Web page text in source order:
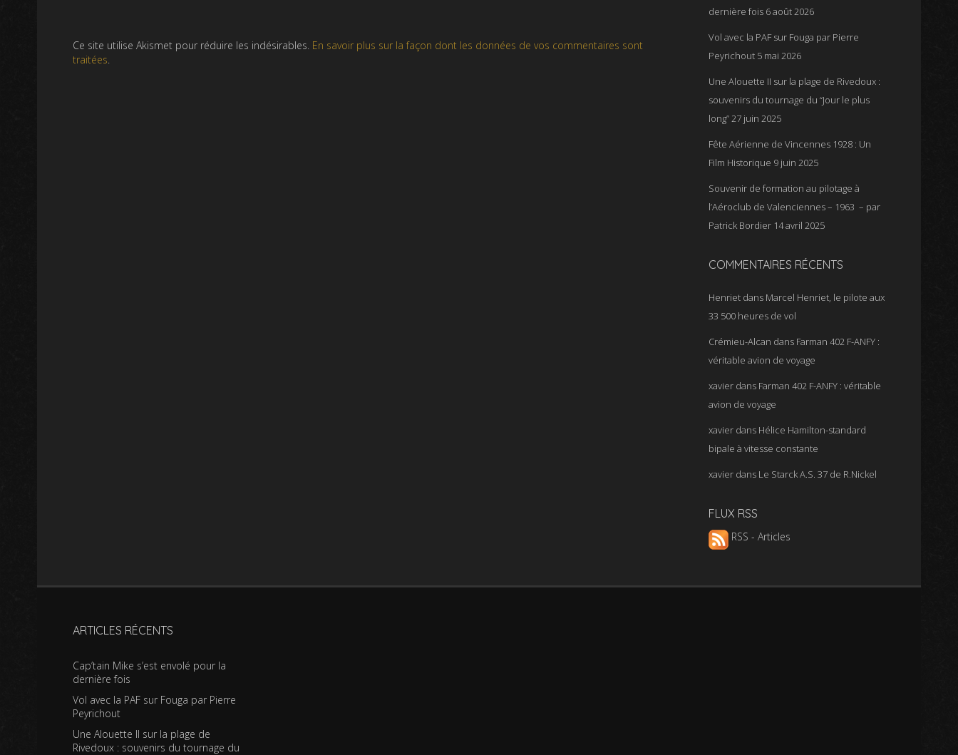
Ce site utilise Akismet pour réduire les indésirables. En savoir plus sur la façon dont les données de vos commentaires sont
traitées.
dernière fois 6 août 2026
Vol avec la PAF sur Fouga par Pierre
Peyrichout 5 mai 2026
Une Alouette II sur la plage de Rivedoux :
souvenirs du tournage du “Jour le plus
long”27 juin 2025
Fête Aérienne de Vincennes 1928 : Un
Film Historique 9 juin 2025
Souvenir de formation au pilotage à
l’Aéroclub de Valenciennes – 1963 – par
Patrick Bordier 14 avril 2025
COMMENTAIRES RÉCENTS
Henriet dans Marcel Henriet, le pilote aux
33 500 heures de vol
Crémieu-Alcan dans Farman 402 F-ANFY :
véritable avion de voyage
xavier dans Farman 402 F-ANFY : véritable
avion de voyage
xavier dans Hélice Hamilton-standard
bipale à vitesse constante
xavier dans Le Starck A.S. 37 de R.Nickel
FLUX RSS
RSS - Articles
ARTICLES RÉCENTS
Cap’tain Mike s’est envolé pour la
dernière fois
Vol avec la PAF sur Fouga par Pierre
Peyrichout
Une Alouette II sur la plage de
Rivedoux : souvenirs du tournage du